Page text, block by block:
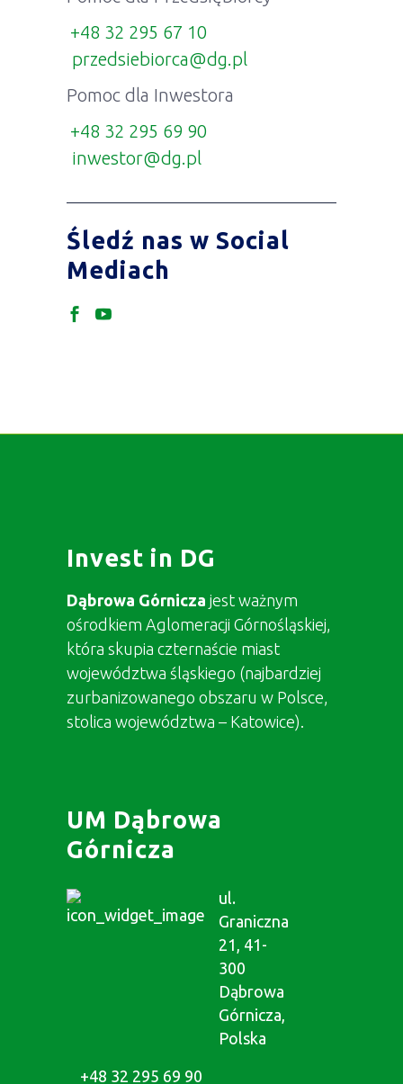
+48 32 295 67 10
przedsiebiorca@dg.pl
Pomoc dla Inwestora
+48 32 295 69 90
inwestor@dg.pl
Śledź nas w Social
Mediach
Invest in DG
Dąbrowa Górnicza jest ważnym
ośrodkiem Aglomeracji Górnośląskiej,
która skupia czternaście miast
województwa śląskiego (najbardziej
zurbanizowanego obszaru w Polsce,
stolica województwa – Katowice).
UM Dąbrowa
Górnicza
ul.
Graniczna
21, 41-
300
Dąbrowa
Górnicza,
Polska
+48 32 295 69 90